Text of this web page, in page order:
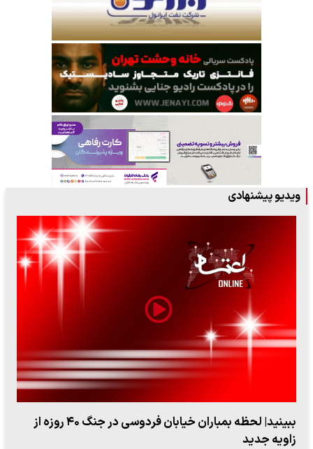
ویدیو پیشنهادی
ببینید| لحظه بمباران خیابان فردوسی در جنگ ۴۰ روزه از
زاویه جدید